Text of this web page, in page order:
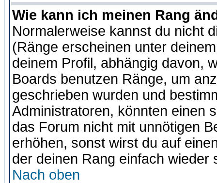
Wie kann ich meinen Rang
Normalerweise kannst du nicht
(Ränge erscheinen unter
deinem Profil, abhängig davon,
Boards benutzen Ränge, um
geschrieben wurden und
Administratoren, könnten einen
das Forum nicht mit unnötigen
erhöhen, sonst wirst du auf
der deinen Rang einfach wieder
Nach oben